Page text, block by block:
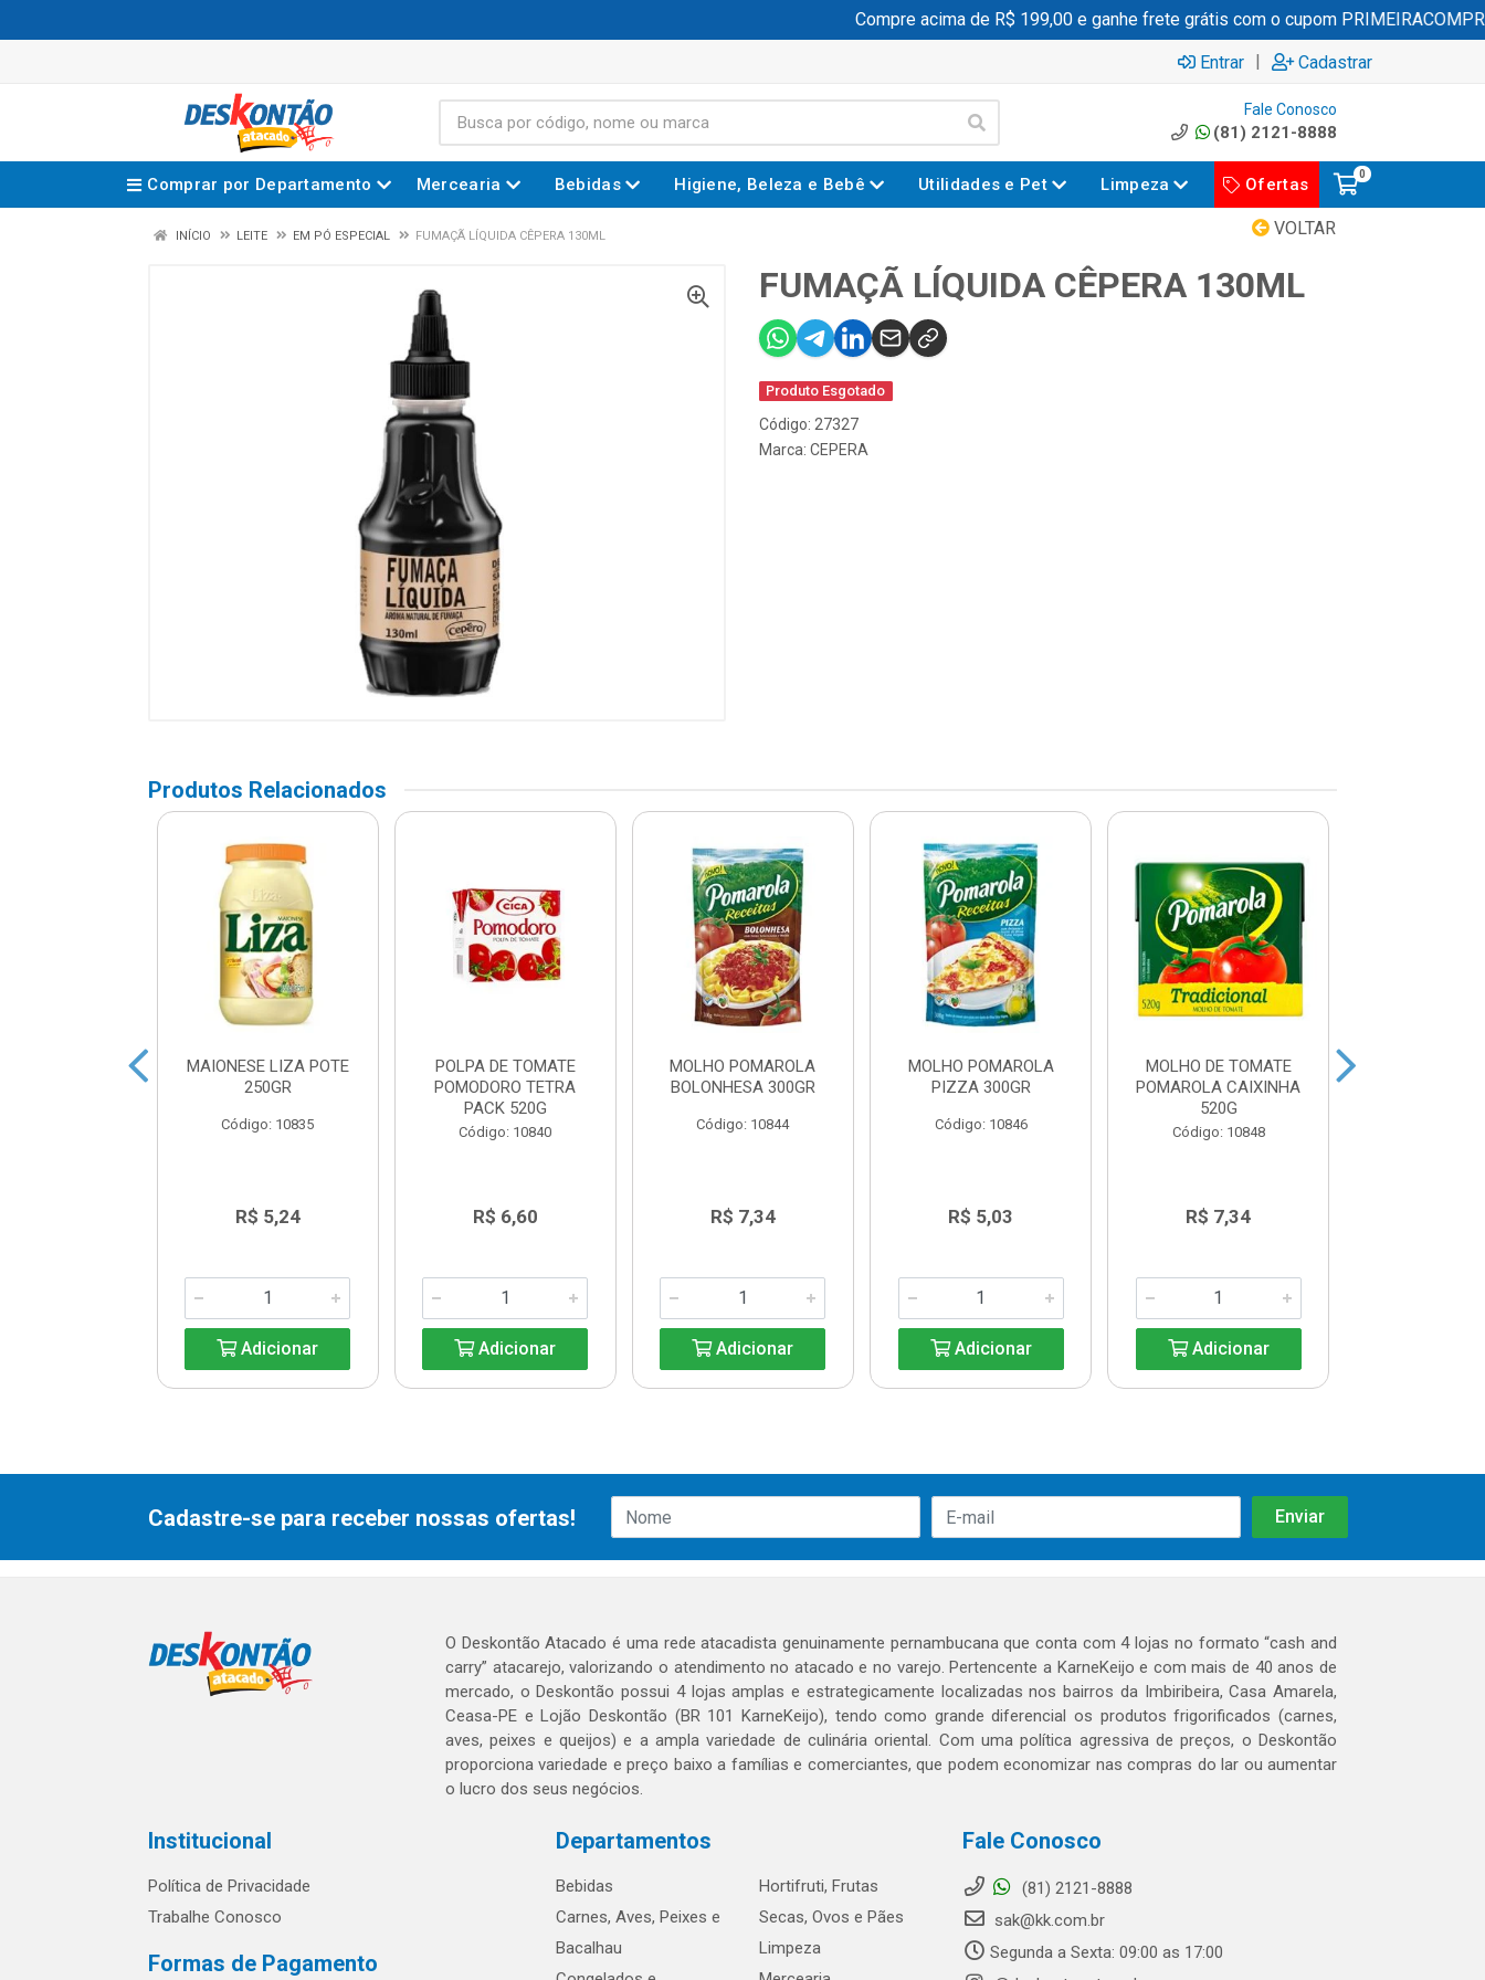
Compre acima de R$ 199,00 e ganhe frete grátis com o cupom PRIMEIRACOMPRA
Entrar | Cadastrar
Fale Conosco
(81) 2121-8888
Comprar por Departamento Mercearia Bebidas Higiene, Beleza e Bebê Utilidades e Pet Limpeza Ofertas
0
VOLTAR
INÍCIO LEITE EM PÓ ESPECIAL FUMAÇÃ LÍQUIDA CÊPERA 130ML
FUMAÇÃ LÍQUIDA CÊPERA 130ML
Produto Esgotado
Código: 27327
Marca: CEPERA
Produtos Relacionados
MAIONESE LIZA POTE
250GR
Código: 10835
R$ 5,24
Adicionar
POLPA DE TOMATE
POMODORO TETRA
PACK 520G
Código: 10840
R$ 6,60
Adicionar
MOLHO POMAROLA
BOLONHESA 300GR
Código: 10844
R$ 7,34
Adicionar
MOLHO POMAROLA
PIZZA 300GR
Código: 10846
R$ 5,03
Adicionar
MOLHO DE TOMATE
POMAROLA CAIXINHA
520G
Código: 10848
R$ 7,34
Adicionar
Cadastre-se para receber nossas ofertas!
O Deskontão Atacado é uma rede atacadista genuinamente pernambucana que conta com 4 lojas no formato “cash and
carry” atacarejo, valorizando o atendimento no atacado e no varejo. Pertencente a KarneKeijo e com mais de 40 anos de
mercado, o Deskontão possui 4 lojas amplas e estrategicamente localizadas nos bairros da Imbiribeira, Casa Amarela,
Ceasa-PE e Lojão Deskontão (BR 101 KarneKeijo), tendo como grande diferencial os produtos frigorificados (carnes,
aves, peixes e queijos) e a ampla variedade de culinária oriental. Com uma política agressiva de preços, o Deskontão
proporciona variedade e preço baixo a famílias e comerciantes, que podem economizar nas compras do lar ou aumentar
o lucro dos seus negócios.
Institucional
Política de Privacidade
Trabalhe Conosco
Formas de Pagamento
Departamentos
Bebidas
Carnes, Aves, Peixes e
Bacalhau
Hortifruti, Frutas
Secas, Ovos e Pães
Limpeza
Fale Conosco
(81) 2121-8888
sak@kk.com.br
Segunda a Sexta: 09:00 as 17:00